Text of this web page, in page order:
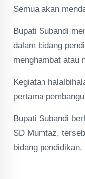
Semua akan
Bupati Subandi
dalam bidang
menghambat atau
Kegiatan
pertama
Bupati Subandi
SD Mumtaz,
bidang pendidikan.